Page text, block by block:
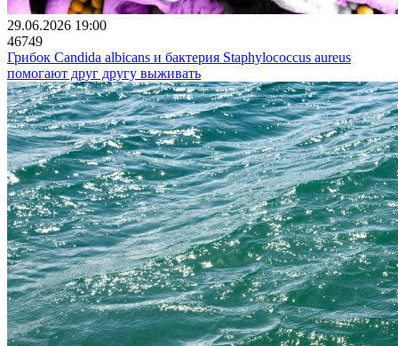
29.06.2026 19:00
46749
Грибок Candida albicans и бактерия Staphylococcus aureus
помогают друг другу выживать